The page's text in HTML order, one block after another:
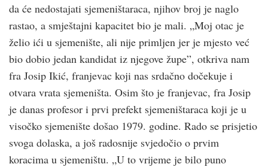
da će nedostajati sjemeništaraca, njihov broj je naglo
rastao, a smještajni kapacitet bio je mali. „Moj otac je
želio ići u sjemenište, ali nije primljen jer je mjesto već
bio dobio jedan kandidat iz njegove župe”, otkriva nam
fra Josip Ikić, franjevac koji nas srdačno dočekuje i
otvara vrata sjemeništa. Osim što je franjevac, fra Josip
je danas profesor i prvi prefekt sjemeništaraca koji je u
visočko sjemenište došao 1979. godine. Rado se prisjetio
svoga dolaska, a još radosnije svjedočio o prvim
koracima u sjemeništu. „U to vrijeme je bilo puno